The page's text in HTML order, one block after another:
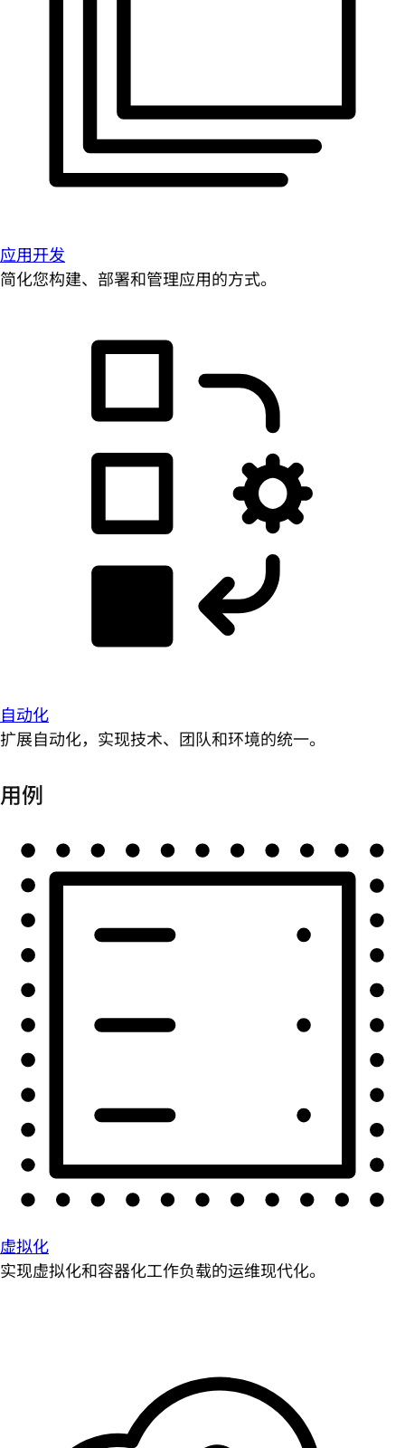
应用开发
简化您构建、部署和管理应用的方式。
自动化
扩展自动化，实现技术、团队和环境的统一。
用例
虚拟化
实现虚拟化和容器化工作负载的运维现代化。